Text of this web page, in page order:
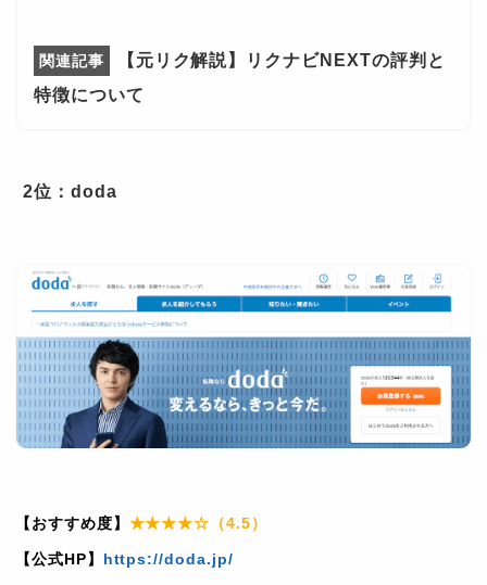
【元リク解説】リクナビNEXTの評判と
特徴について
2位：doda
【おすすめ度】 ★★★★☆（4.5）
【公式HP】 https://doda.jp/